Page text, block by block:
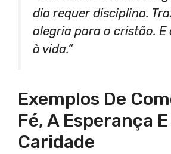
dia requer disciplina.
alegria para o cristão. E
à vida.”
Exemplos De
Fé, A Esperança E
Caridade